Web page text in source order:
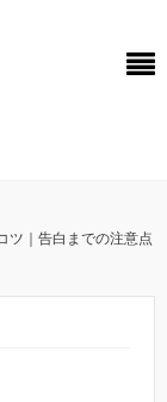
ツ｜告白までの注意点